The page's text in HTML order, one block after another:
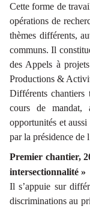
Cette forme de
opérations de
thèmes différents,
communs. Il
des Appels à
Productions &
Différents chantiers
cours de mandat,
opportunités et
par la présidence de
Premier chantier,
intersectionnalité »
Il s’appuie sur
discriminations au